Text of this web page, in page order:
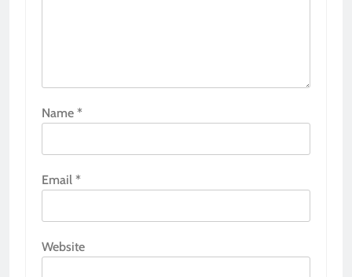
Name *
Email *
Website